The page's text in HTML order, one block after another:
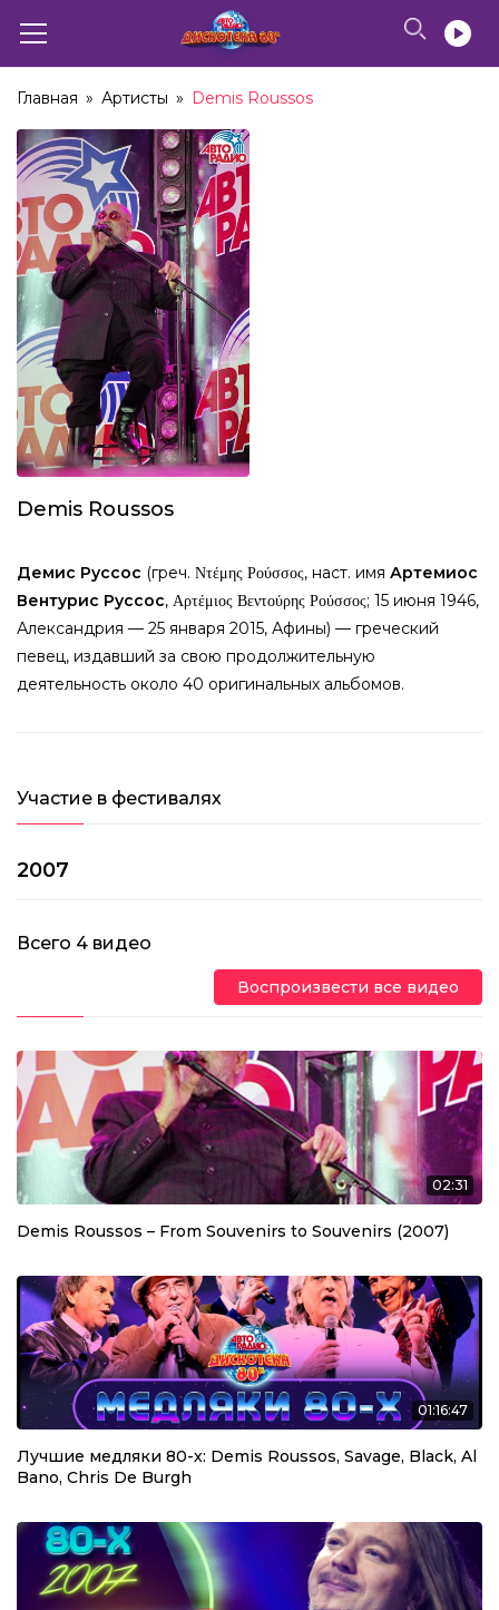
Главная » Артисты » Demis Roussos
Demis Roussos
Демис Руссос (греч. Ντέμης Ρούσσος, наст. имя Артемиос
Вентурис Руссос, Αρτέμιος Βεντούρης Ρούσσος; 15 июня 1946,
Александрия — 25 января 2015, Афины) — греческий
певец, издавший за свою продолжительную
деятельность около 40 оригинальных альбомов.
Участие в фестивалях
2007
Всего 4 видео
Воспроизвести все видео
02:31
Demis Roussos – From Souvenirs to Souvenirs (2007)
01:16:47
Лучшие медляки 80-х: Demis Roussos, Savage, Black, Al
Bano, Chris De Burgh